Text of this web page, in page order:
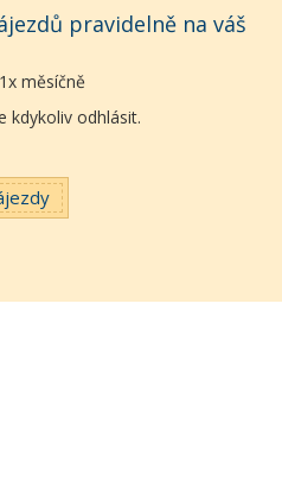
pravidelně na váš
1x měsíčně
kdykoliv odhlásit.